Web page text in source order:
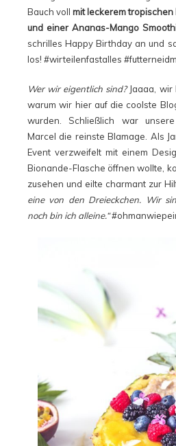
Bauch voll mit leckerem
und einer Ananas-Mango
schrilles Happy Birthday an und
los! #wirteilenfastalles
Wer wir eigentlich sind?Jaaaa, wir
warum wir hier auf die coolste
wurden. Schließlich war
Marcel die reinste Blamage. Als
Event verzweifelt mit einem
Bionande-Flasche öffnen wollte,
zusehen und eilte charmant zur
eine von den Dreieckchen. Wir
noch bin ich alleine.“